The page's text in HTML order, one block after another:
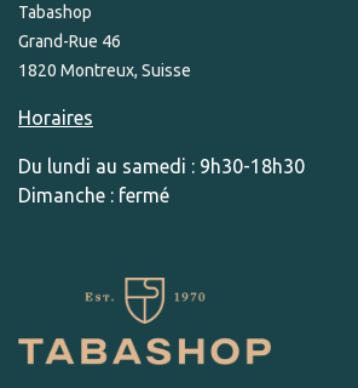
Tabashop
Grand-Rue 46
1820 Montreux, Suisse
Horaires
Du lundi au samedi : 9h30-18h30
Dimanche : fermé